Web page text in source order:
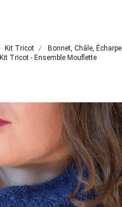
Kit Tricot
Bonnet, Châle, Écharpe
Kit Tricot - Ensemble Mouflette